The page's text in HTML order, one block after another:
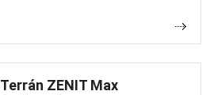
Terrán ZENIT Max